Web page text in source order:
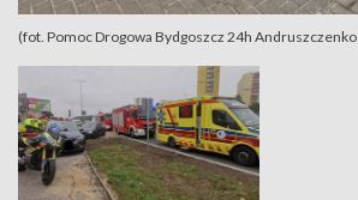
(fot. Pomoc Drogowa Bydgoszcz 24h